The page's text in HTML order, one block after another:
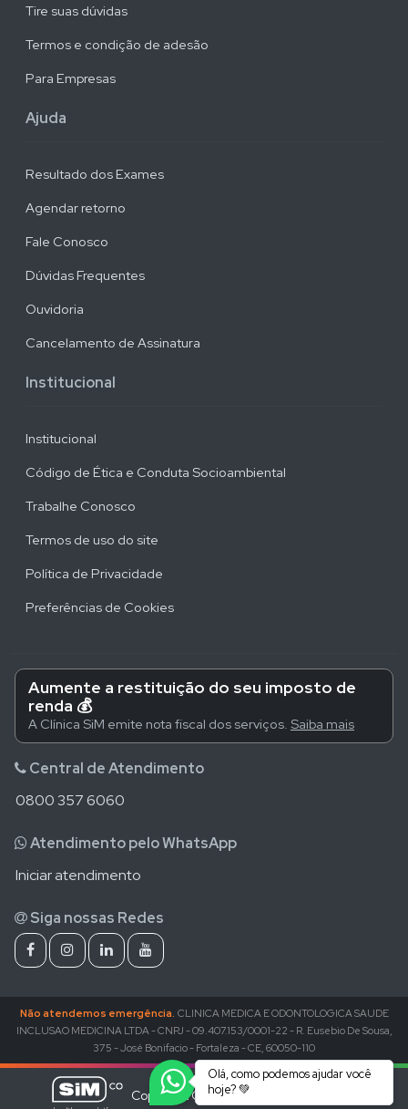
Tire suas dúvidas
Termos e condição de adesão
Para Empresas
Ajuda
Resultado dos Exames
Agendar retorno
Fale Conosco
Dúvidas Frequentes
Ouvidoria
Cancelamento de Assinatura
Institucional
Institucional
Código de Ética e Conduta Socioambiental
Trabalhe Conosco
Termos de uso do site
Política de Privacidade
Preferências de Cookies
Aumente a restituição do seu imposto de
renda 💰
A Clínica SiM emite nota fiscal dos serviços. Saiba mais
Central de Atendimento
0800 357 6060
Atendimento pelo WhatsApp
Iniciar atendimento
Siga nossas Redes
Não atendemos emergência. CLINICA MEDICA E ODONTOLOGICA SAUDE
INCLUSAO MEDICINA LTDA - CNPJ - 09.407.153/0001-22 - R. Eusebio De Sousa,
375 - José Bonifacio - Fortaleza - CE, 60050-110
Copyright © SiMCo. All Rights Reserved
Olá, como podemos ajudar você
hoje? 💚